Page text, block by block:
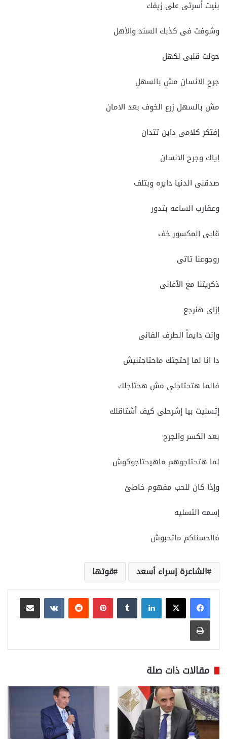
بنيت أسرتى على زيفك
وشوفت فى كذبك السند والأهل
حولت قلبى لكهل
جرح الانسان مش بالسهل
مش بالسهل زرع الخوف بعد الامان
إفتكر كلامى داين تتدان
إياك وجرح الانسان
صدقنى الدنيا دايره وبتلف
وعقارب الساعه بتدور
قلبى المكسور خف
روجوعنا تاتى
ذكريتنا مع الأغانى
إزاى هنرجع
وإنت دايماً الطرف الفانى
دا انا لما إحتجتك ماحتاجتنيش
فالما هتحتاجلى مش هحتاجلك
إتسليت بيا إشرحلى كيف أشتاقلك
بعد الكسر والجرح
لما هتحتاجوهم ماهيحتاجوكوش
وإذا كان للحب مفهوم خاطئ
إسمه التسليه
فاأحسنلكم ماتحبوش
الشاعرة إسراء أسعد قوتها
لينكدإن بينتيريست
مشاركة عبر البريد
طباعة
مقالات ذات صلة